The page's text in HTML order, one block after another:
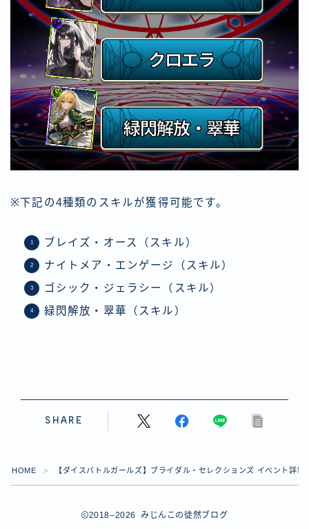
※下記の4種類のスキルが獲得可能です。
ブレイズ・オース（スキル）
ナイトメア・エンゲージ（スキル）
ゴシック・ジェラシー（スキル）
緑閃解放・翠華（スキル）
SHARE
HOME ＞ 【ダイスバトルガールズ】ブライダル・セレクションズ イベント詳細
2018–2026 みじんこの徒然ブログ